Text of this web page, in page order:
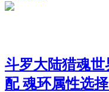
斗罗大陆猎魂
配 魂环属性选